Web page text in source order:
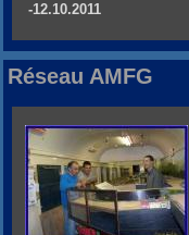
-12.10.2011
Réseau AMFG